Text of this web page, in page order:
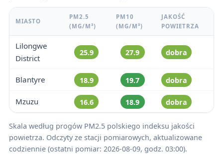
MIASTO
PM2.5
(ΜG/M³)
PM10
(ΜG/M³)
JAKOŚĆ
POWIETRZA
Lilongwe
District
25.9 27.9 dobra
Blantyre 18.9 19.7 dobra
Mzuzu 16.6 18.9 dobra
Skala według progów PM2.5 polskiego indeksu jakości
powietrza. Odczyty ze stacji pomiarowych, aktualizowane
codziennie (ostatni pomiar: 2026-08-09, godz. 03:00).